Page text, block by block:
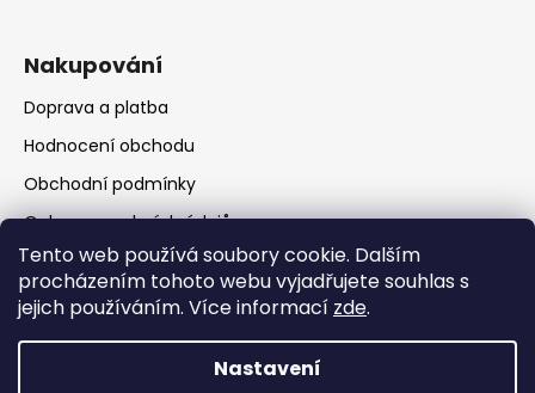
Tento web používá soubory cookie. Dalším
procházením tohoto webu vyjadřujete souhlas s
jejich používáním. Více informací zde.
Nastavení
Nakupování
Doprava a platba
Hodnocení obchodu
Obchodní podmínky
Ochrana osobních údajů